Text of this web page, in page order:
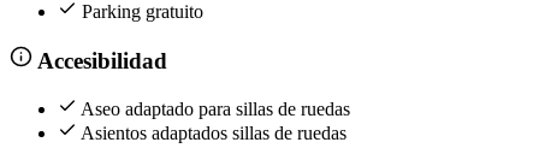
Parking gratuito
Accesibilidad
Aseo adaptado para sillas de ruedas
Asientos adaptados sillas de ruedas